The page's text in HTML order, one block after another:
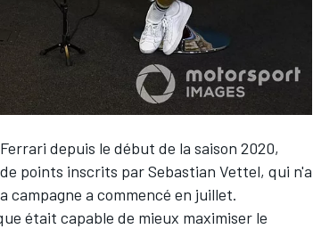
depuis le début de la saison 2020,
points inscrits par Sebastian Vettel, qui n'a
campagne a commencé en juillet.
était capable de mieux maximiser le